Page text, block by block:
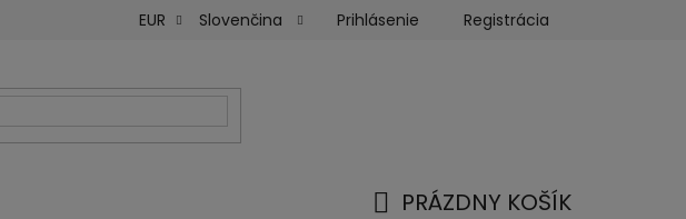
Obchodné podmienky Moja objednávka
EUR Slovenčina Prihlásenie Registrácia
PRÁZDNY KOŠÍK